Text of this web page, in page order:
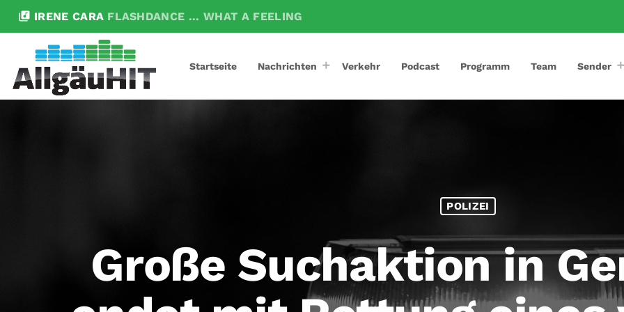
library_music IRENE CARA FLASHDANCE ... WHAT A FEELING
Startseite Nachrichten Verkehr Podcast Programm Team Sender
POLIZEI
Große Suchaktion in